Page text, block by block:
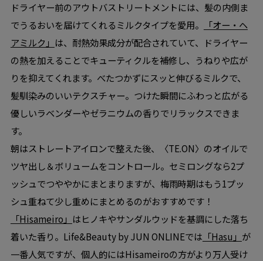
ドライヤー前のアウトバストリートメントには、髪の内側ま
でうるおいを届けてくれるミルクタイプを愛用。
「オー・ヘ
アミルク」 は、耐熱効果成分が配合されていて、ドライヤー
の熱を加えることでキューティクルを補修し、うねりや広が
りを抑えてくれます。べたつかずにスッと伸びるミルクで、
髪馴染みのいいテクスチャー。つけた瞬間にふわっと広がる
優しいラベンダーやゼラニウムの香りでリラックスできま
す。
朝はストレートアイロンで整えた後、〈TE.ON〉のオイルで
ツヤ出し＆ボリュームをコントロール。セミロングなら2プ
ッシュでつややかにまとまりますが、梅雨時期はもう1プッ
シュ重ねて少し重めにまとめるのがおすすめです！
「Hisameiro」 はヒノキやサンダルウッドを基調にした落ち
着いた香り。Life&Beauty by JUN ONLINEでは 「Hasu」 が
一番人気ですが、個人的にはHisameiroの方がより万人受け